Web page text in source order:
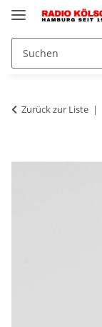
Zurück zur Liste